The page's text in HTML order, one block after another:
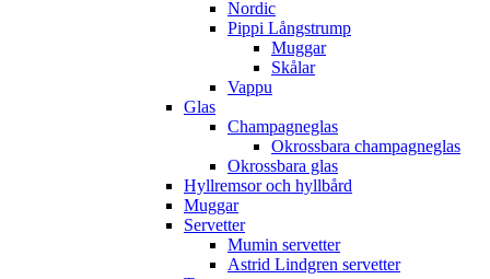
Nordic
Pippi Långstrump
Muggar
Skålar
Vappu
Glas
Champagneglas
Okrossbara champagneglas
Okrossbara glas
Hyllremsor och hyllbård
Muggar
Servetter
Mumin servetter
Astrid Lindgren servetter